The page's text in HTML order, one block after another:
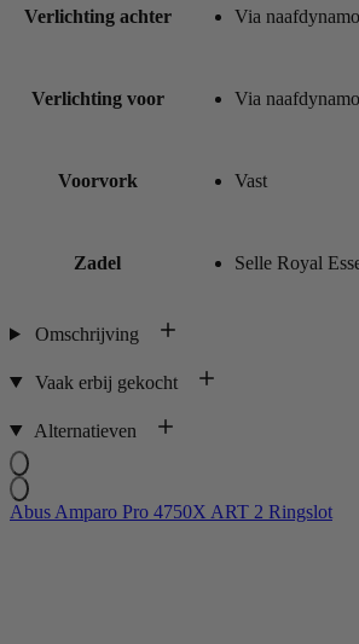
Verlichting achter Via naafdynamo
Verlichting voor Via naafdynamo
Voorvork Vast
Zadel Selle Royal
Omschrijving
Vaak erbij gekocht
Alternatieven
Abus Amparo Pro 4750X ART 2 Ringslot